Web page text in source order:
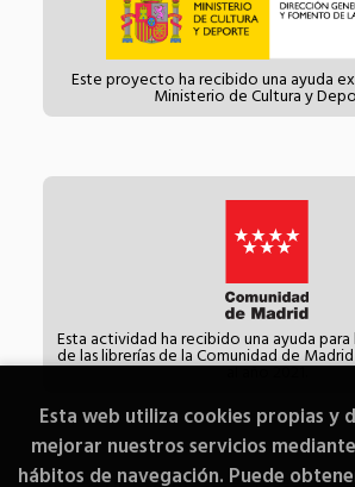
Este proyecto ha recibido una ayuda
Ministerio de Cultura y
Esta actividad ha recibido una ayuda
de las librerías de la Comunidad de
al año 2021.
Esta web utiliza cookies propias y
mejorar nuestros servicios
hábitos de navegación. Puede